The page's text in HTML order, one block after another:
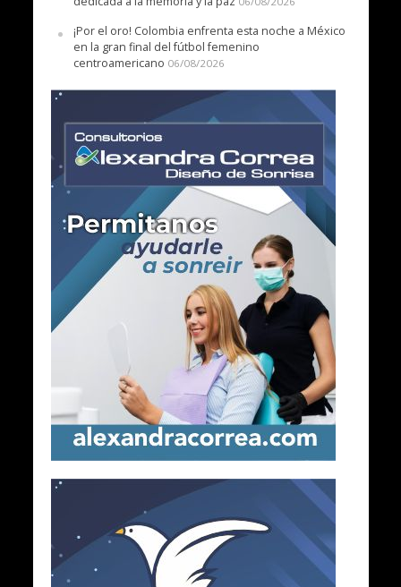
¡Por el oro! Colombia enfrenta esta noche a México
en la gran final del fútbol femenino
centroamericano 06/08/2026